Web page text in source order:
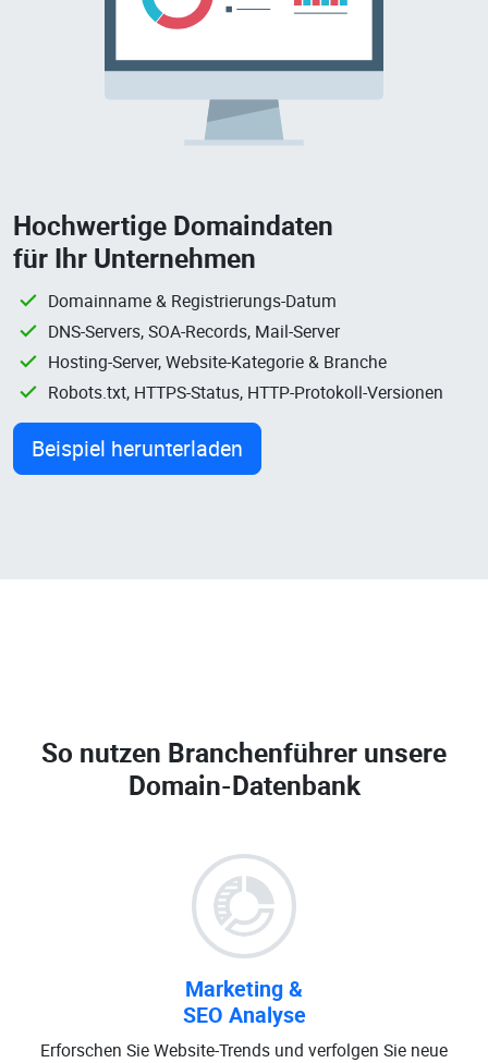
Hochwertige Domaindaten
für Ihr Unternehmen
Domainname & Registrierungs-Datum
DNS-Servers, SOA-Records, Mail-Server
Hosting-Server, Website-Kategorie & Branche
Robots.txt, HTTPS-Status, HTTP-Protokoll-Versionen
Beispiel herunterladen
So nutzen Branchenführer unsere
Domain-Datenbank
Marketing &
SEO Analyse
Erforschen Sie Website-Trends und verfolgen Sie neue